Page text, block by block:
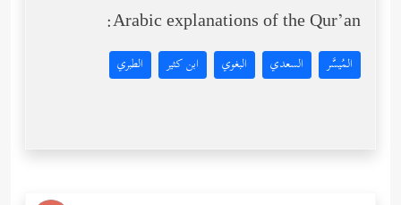
Arabic explanations of the Qur’an:
المُيسَّر السعدي البغوي ابن كثير الطبري